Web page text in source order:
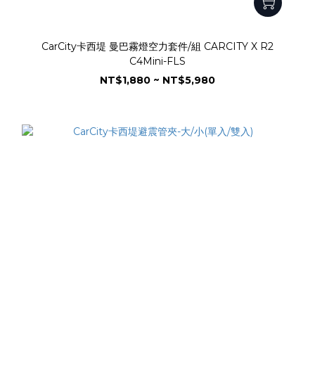
CarCity卡西堤 曼巴霧燈空力套件/組 CARCITY X R2
C4Mini-FLS
NT$1,880 ~ NT$5,980